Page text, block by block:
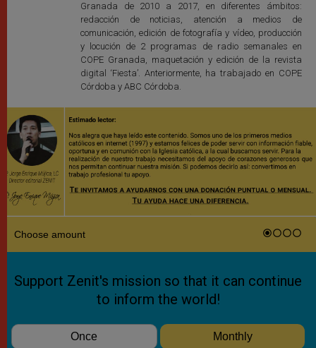
Granada de 2010 a 2017, en diferentes ámbitos:
redacción de noticias, atención a medios de
comunicación, edición de fotografía y vídeo, producción
y locución de 2 programas de radio semanales en
COPE Granada, maquetación y edición de la revista
digital ‘Fiesta’. Anteriormente, ha trabajado en COPE
Córdoba y ABC Córdoba.